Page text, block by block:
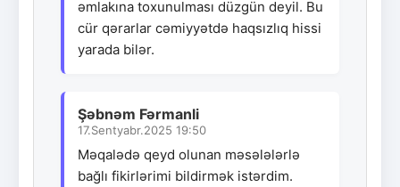
əmlakına toxunulması düzgün deyil. Bu
cür qərarlar cəmiyyətdə haqsızlıq hissi
yarada bilər.
Şəbnəm Fərmanli
17.Sentyabr.2025 19:50
Məqalədə qeyd olunan məsələlərlə
bağlı fikirlərimi bildirmək istərdim.